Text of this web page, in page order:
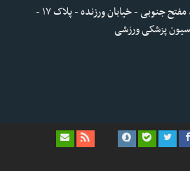
تهران - خیابان شهید مفتح جنوبی - خیابان ورزنده - پلاک ۱۷ -
پزشکی ورزشی